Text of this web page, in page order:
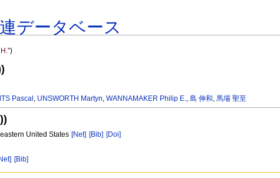
データベース
)
Pascal , UNSWORTH Martyn,WANNAMAKER Philip E.,島 伸和,馬場 聖至
United States [Net] [Bib] [Doi]
[Bib]